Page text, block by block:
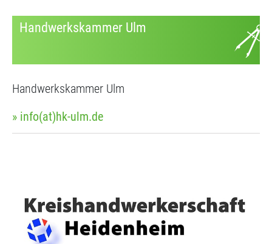
Handwerkskammer Ulm
Handwerkskammer Ulm
» info(at)hk-ulm.de